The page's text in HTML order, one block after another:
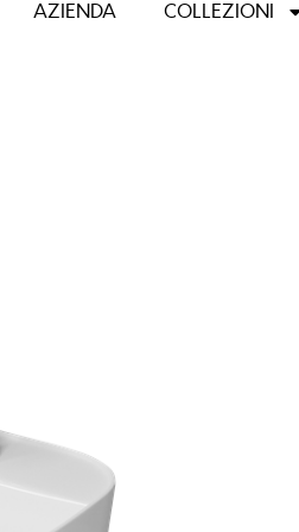
AZIENDA COLLEZIONI